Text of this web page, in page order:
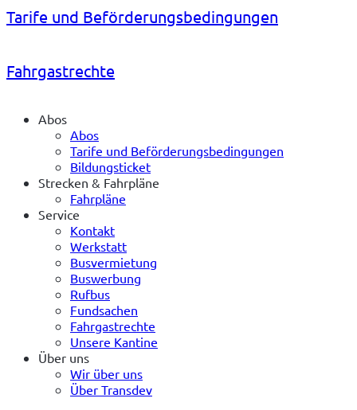
Tarife und Beförderungs­bedingungen
Fahrgastrechte
Abos
Abos
Tarife und Beförderungsbedingungen
Bildungsticket
Strecken & Fahrpläne
Fahrpläne
Service
Kontakt
Werkstatt
Busvermietung
Buswerbung
Rufbus
Fundsachen
Fahrgastrechte
Unsere Kantine
Über uns
Wir über uns
Über Transdev